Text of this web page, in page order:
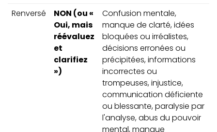
Renversé
NON (ou «
Oui, mais
réévaluez
et
clarifiez
»)
Confusion mentale,
manque de clarté, idées
bloquées ou irréalistes,
décisions erronées ou
précipitées, informations
incorrectes ou
trompeuses, injustice,
communication déficiente
ou blessante, paralysie par
l'analyse, abus du pouvoir
mental, manque